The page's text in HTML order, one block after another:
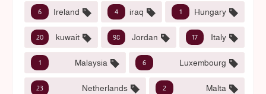
Hungary
1
iraq
4
Ireland
6
Italy
17
Jordan
98
kuwait
20
Luxembourg
6
Malaysia
1
Malta
2
Netherlands
23